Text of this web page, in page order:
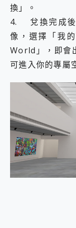
換」。
4. 兌換完成後
像，選擇「我
World」，即會
可進入你的專屬